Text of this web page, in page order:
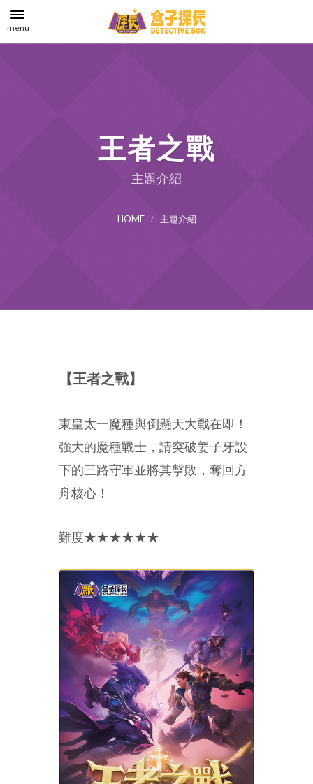
menu
王者之戰
主題介紹
HOME 主題介紹
【王者之戰】
東皇太一魔種與倒懸天大戰在即！
強大的魔種戰士，請突破姜子牙設
下的三路守軍並將其擊敗，奪回方
舟核心！
難度★★★★★★